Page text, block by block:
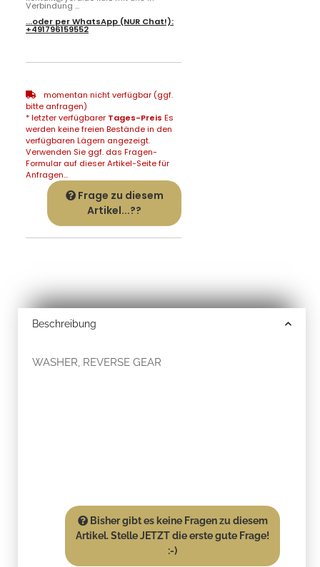
Verbindung ...
...oder perWhatsApp (NUR Chat!):
+491796159552
momentan nicht verfügbar (ggf.
bitte anfragen)
* letzter verfügbarer Tages-Preis Es
werden keine freien Bestände in den
verfügbaren Lägern angezeigt.
Verwenden Sie ggf. das Fragen-
Formular auf dieser Artikel-Seite für
Anfragen...
Frage zu diesem
Artikel...??
Beschreibung
WASHER, REVERSE GEAR
Bisher gibt es keine Fragen zu diesem
Artikel. Stelle JETZT die erste gute Frage!
:-)